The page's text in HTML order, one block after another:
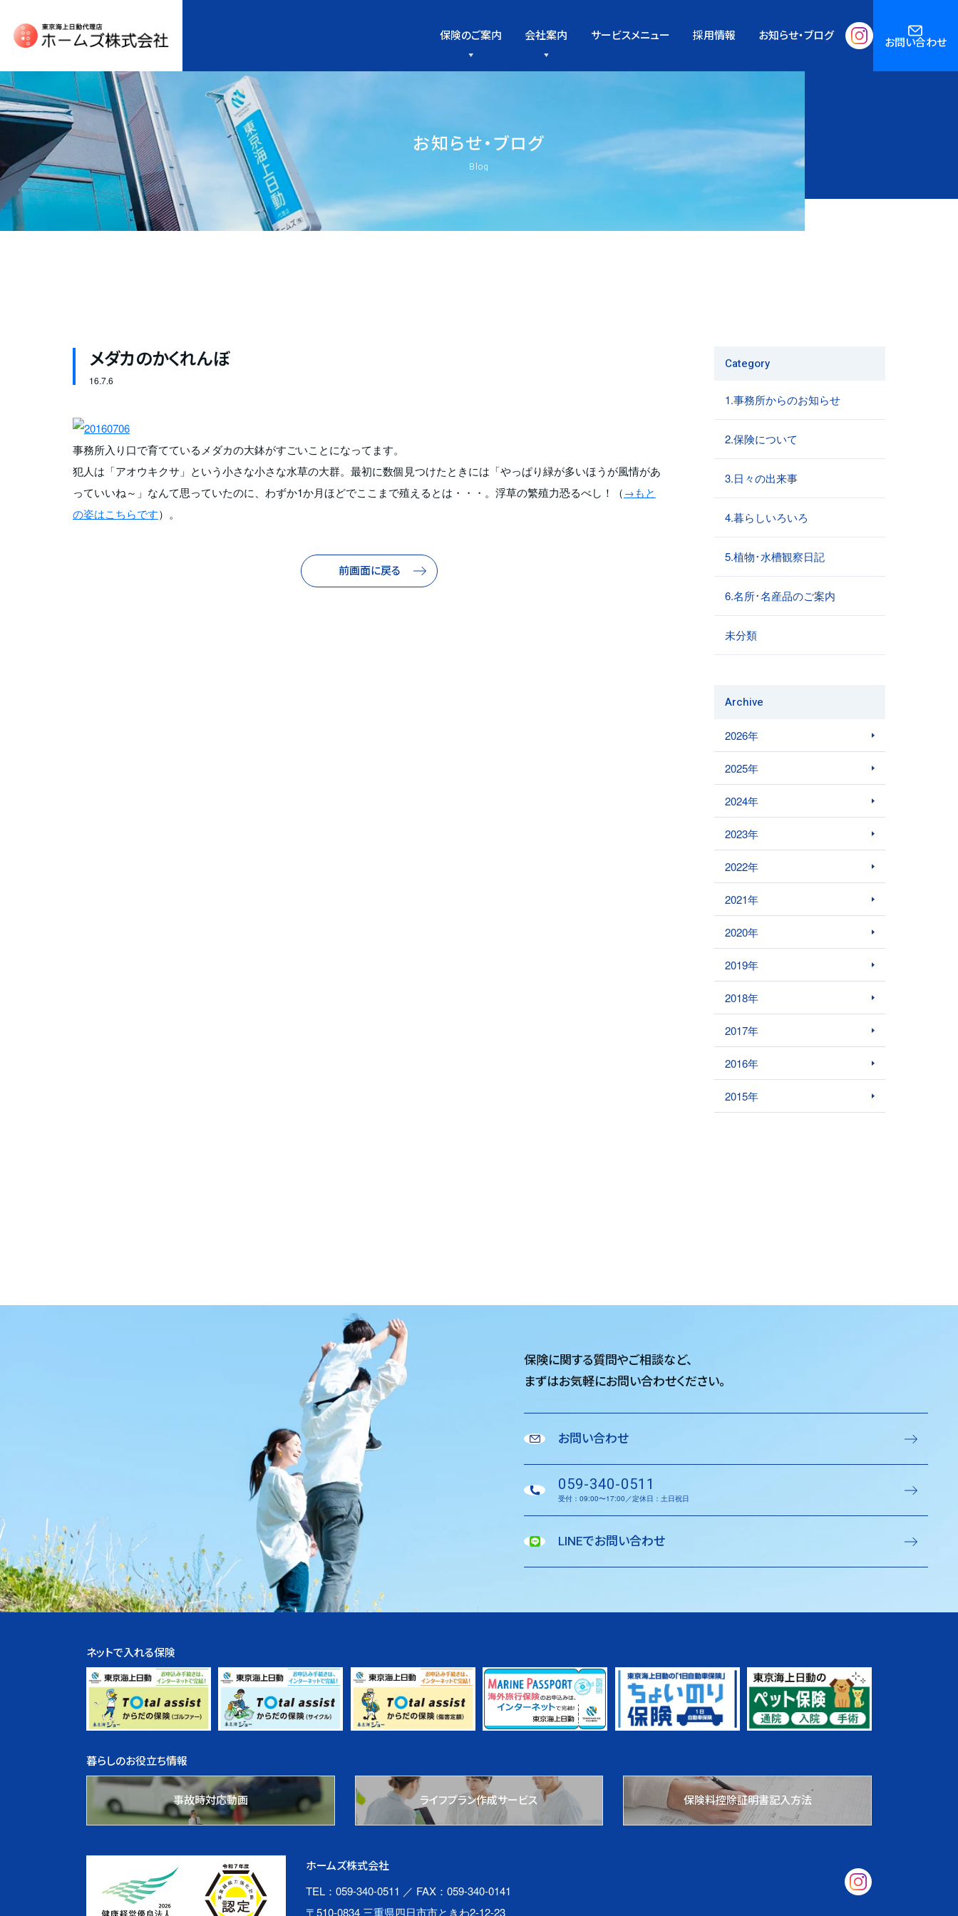
保険のご案内 会社案内 サービスメニュー 採用情報 お知らせ・ブログ お問い合わせ
お知らせ・ブログ
Blog
メダカのかくれんぼ
16.7.6
事務所入り口で育てているメダカの大鉢がすごいことになってます。
犯人は「アオウキクサ」という小さな小さな水草の大群。最初に数個見つけたときには「やっぱり緑が多いほうが風情があ
っていいね～」なんて思っていたのに、わずか1か月ほどでここまで殖えるとは・・・。浮草の繁殖力恐るべし！（→もと
の姿はこちらです）。
前画面に戻る
Category
1.事務所からのお知らせ
2.保険について
3.日々の出来事
4.暮らしいろいろ
5.植物･水槽観察日記
6.名所･名産品のご案内
未分類
Archive
2026年
2025年
2024年
2023年
2022年
2021年
2020年
2019年
2018年
2017年
2016年
2015年
保険に関する質問やご相談など、
まずはお気軽にお問い合わせください。
お問い合わせ
059-340-0511
受付：09:00〜17:00／定休日：土日祝日
LINEでお問い合わせ
ネットで入れる保険
暮らしのお役立ち情報
事故時対応動画 ライフプラン作成サービス 保険料控除証明書記入方法
ホームズ株式会社
TEL：059-340-0511 ／ FAX：059-340-0141
〒510-0834 三重県四日市市ときわ2-12-23